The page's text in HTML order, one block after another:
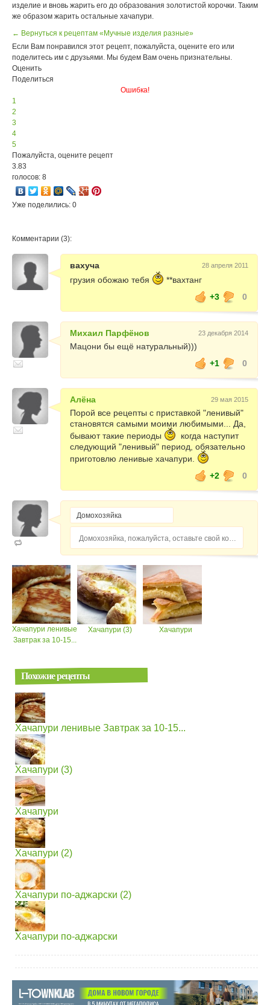
изделие и вновь жарить его до образования золотистой корочки. Таким
же образом жарить остальные хачапури.
← Вернуться к рецептам «Мучные изделия разные»
Если Вам понравился этот рецепт, пожалуйста, оцените его или
поделитесь им с друзьями. Мы будем Вам очень признательны.
Оценить
Поделиться
Ошибка!
1
2
3
4
5
Пожалуйста, оцените рецепт
3.83
голосов: 8
Уже поделились: 0
Комментарии (3):
вахуча 28 апреля 2011
грузия обожаю тебя
**вахтанг
+3
0
Михаил Парфёнов 23 декабря 2014
Мацони бы ещё натуральный)))
+1
0
Алёна 29 мая 2015
Порой все рецепты с приставкой "ленивый"
становятся самыми моими любимыми... Да,
бывают такие периоды
когда наступит
следующий "ленивый" период, обязательно
приготовлю ленивые хачапури.
+2
0
Домохозяйка, пожалуйста, оставьте свой комментарий...
Хачапури ленивые
Завтрак за 10-15...
Хачапури (3) Хачапури
Похожие рецепты
Хачапури ленивые Завтрак за 10-15...
Хачапури (3)
Хачапури
Хачапури (2)
Хачапури по-аджарски (2)
Хачапури по-аджарски